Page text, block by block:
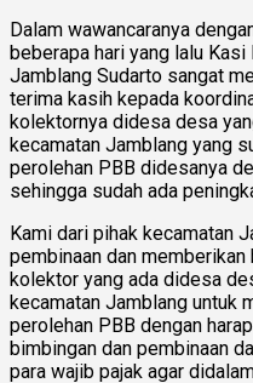
Dalam wawancaranya
beberapa hari yang lalu
Jamblang Sudarto sangat
terima kasih kepada
kolektornya didesa desa
kecamatan Jamblang yang
perolehan PBB didesanya
sehingga sudah ada
Kami dari pihak kecamatan
pembinaan dan
kolektor yang ada didesa
kecamatan Jamblang untuk
perolehan PBB dengan
bimbingan dan pembinaan
para wajib pajak agar